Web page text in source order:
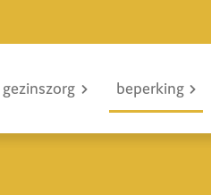
gezinszorg beperking